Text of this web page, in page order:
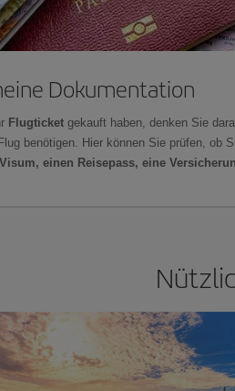
Dokumentation
Flugticket gekauft haben, denken Sie
benötigen. Hier können Sie prüfen, ob
Visum, einen Reisepass, eine